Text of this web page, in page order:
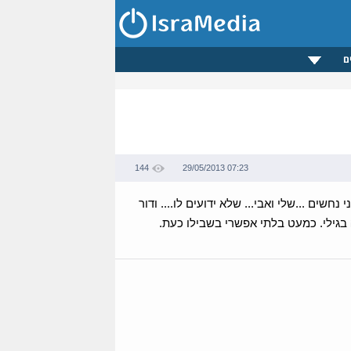
29/05/2013 07:23
144
...שלי ואבי... שלא ידועים לו.... ודור
בגילי. כמעט בלתי אפשרי בשבילו כעת.